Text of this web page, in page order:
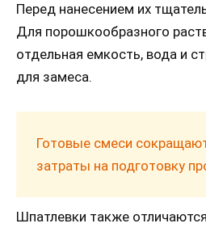
Перед нанесением их
Для порошкообразного
отдельная емкость, вода и
для замеса.
Готовые смеси
затраты на подготовку
Шпатлевки также